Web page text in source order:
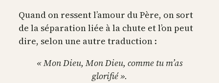
Quand on ressent l’amour du Père, on sort
de la séparation liée à la chute et l’on peut
dire, selon une autre traduction :
« Mon Dieu, Mon Dieu, comme tu m’as
glorifié ».